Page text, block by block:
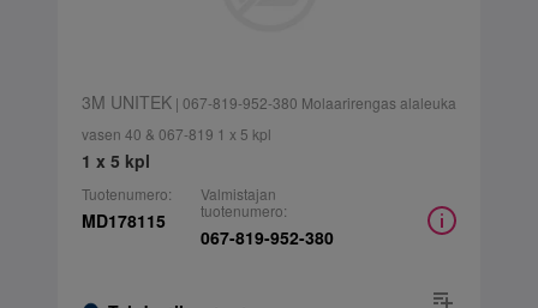
3M UNITEK| 067-819-952-380 Molaarirengas alaleuka
vasen 40 & 067-819 1 x 5 kpl
1 x 5 kpl
Tuotenumero:
MD178115
Valmistajan
tuotenumero:
067-819-952-380